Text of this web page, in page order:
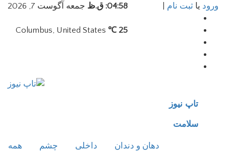
04:58: ق.ظ جمعه آگوست 7, 2026
25 ℃
ورود یا ثبت نام
تاپ نیوز
سلامت
همه چشم داخلی دهان و دندان